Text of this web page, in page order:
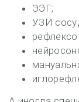
ЭЭГ;
УЗИ